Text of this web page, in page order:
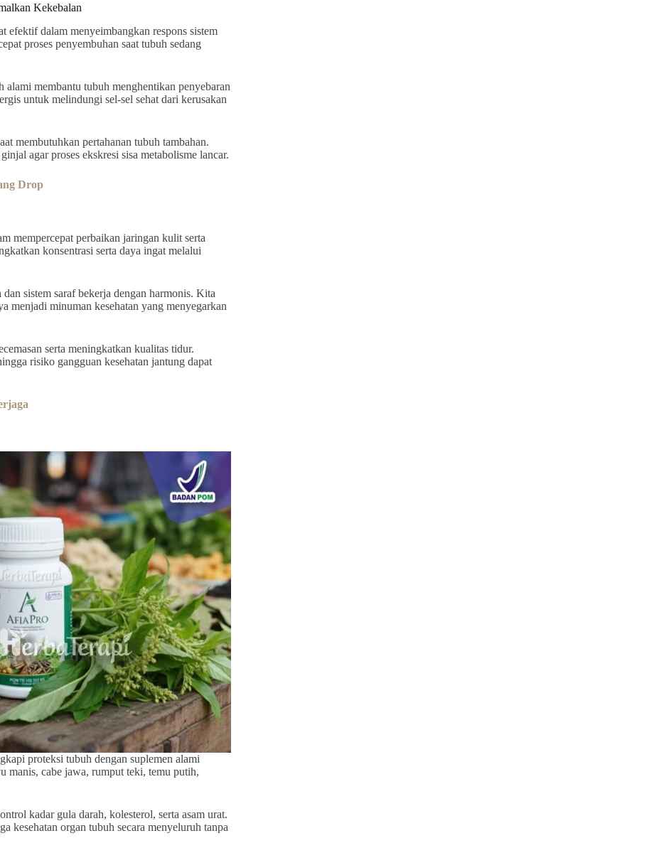
Kekebalan
efektif dalam menyeimbangkan respons sistem
proses penyembuhan saat tubuh sedang
membantu tubuh menghentikan penyebaran
untuk melindungi sel-sel sehat dari kerusakan
membutuhkan pertahanan tubuh tambahan.
agar proses ekskresi sisa metabolisme lancar.
Drop
mempercepat perbaikan jaringan kulit serta
konsentrasi serta daya ingat melalui
sistem saraf bekerja dengan harmonis. Kita
menjadi minuman kesehatan yang menyegarkan
serta meningkatkan kualitas tidur.
risiko gangguan kesehatan jantung dapat
proteksi tubuh dengan suplemen alami
manis, cabe jawa, rumput teki, temu putih,
kadar gula darah, kolesterol, serta asam urat.
kesehatan organ tubuh secara menyeluruh tanpa